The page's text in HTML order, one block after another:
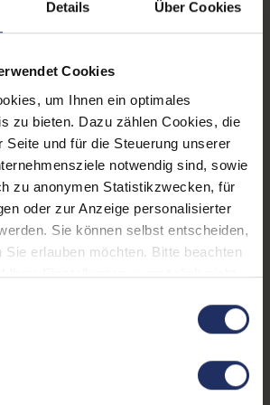
Details Über Cookies
Cookies
um Ihnen ein optimales
zu bieten. Dazu zählen Cookies, die
Seite und für die Steuerung unserer
notwendig sind, sowie
zu anonymen Statistikzwecken, für
oder zur Anzeige personalisierter
Sie können selbst entscheiden,
Sie erlauben möchten. Bitte beachten
Ihrer Einstellungen, womöglich nicht
finden Sie in
USB 3 Typ A
, 2x USB 3 Typ
C
14,0 Zoll
Nein
1920 x 1080 FHD
Deutsch (QWERTZ) ohne
Ziffernblock
Intel® UHD Graphics 620
Nein